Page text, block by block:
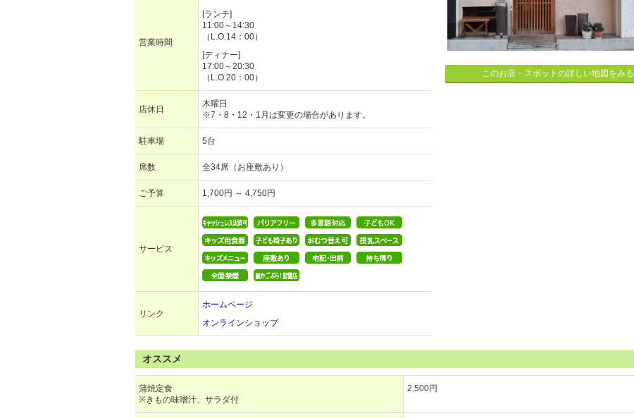
営業時間
[ランチ]
11:00～14:30
（L.O.14：00）
[ディナー]
17:00～20:30
（L.O.20：00）
店休日
木曜日
※7・8・12・1月は変更の場合があります。
駐車場 5台
席数 全34席（お座敷あり）
ご予算 1,700円 ～ 4,750円
サービス
リンク
ホームページ
オンラインショップ
このお店・スポットの詳しい地図をみる
オススメ
蒲焼定食
※きもの味噌汁、サラダ付
2,500円